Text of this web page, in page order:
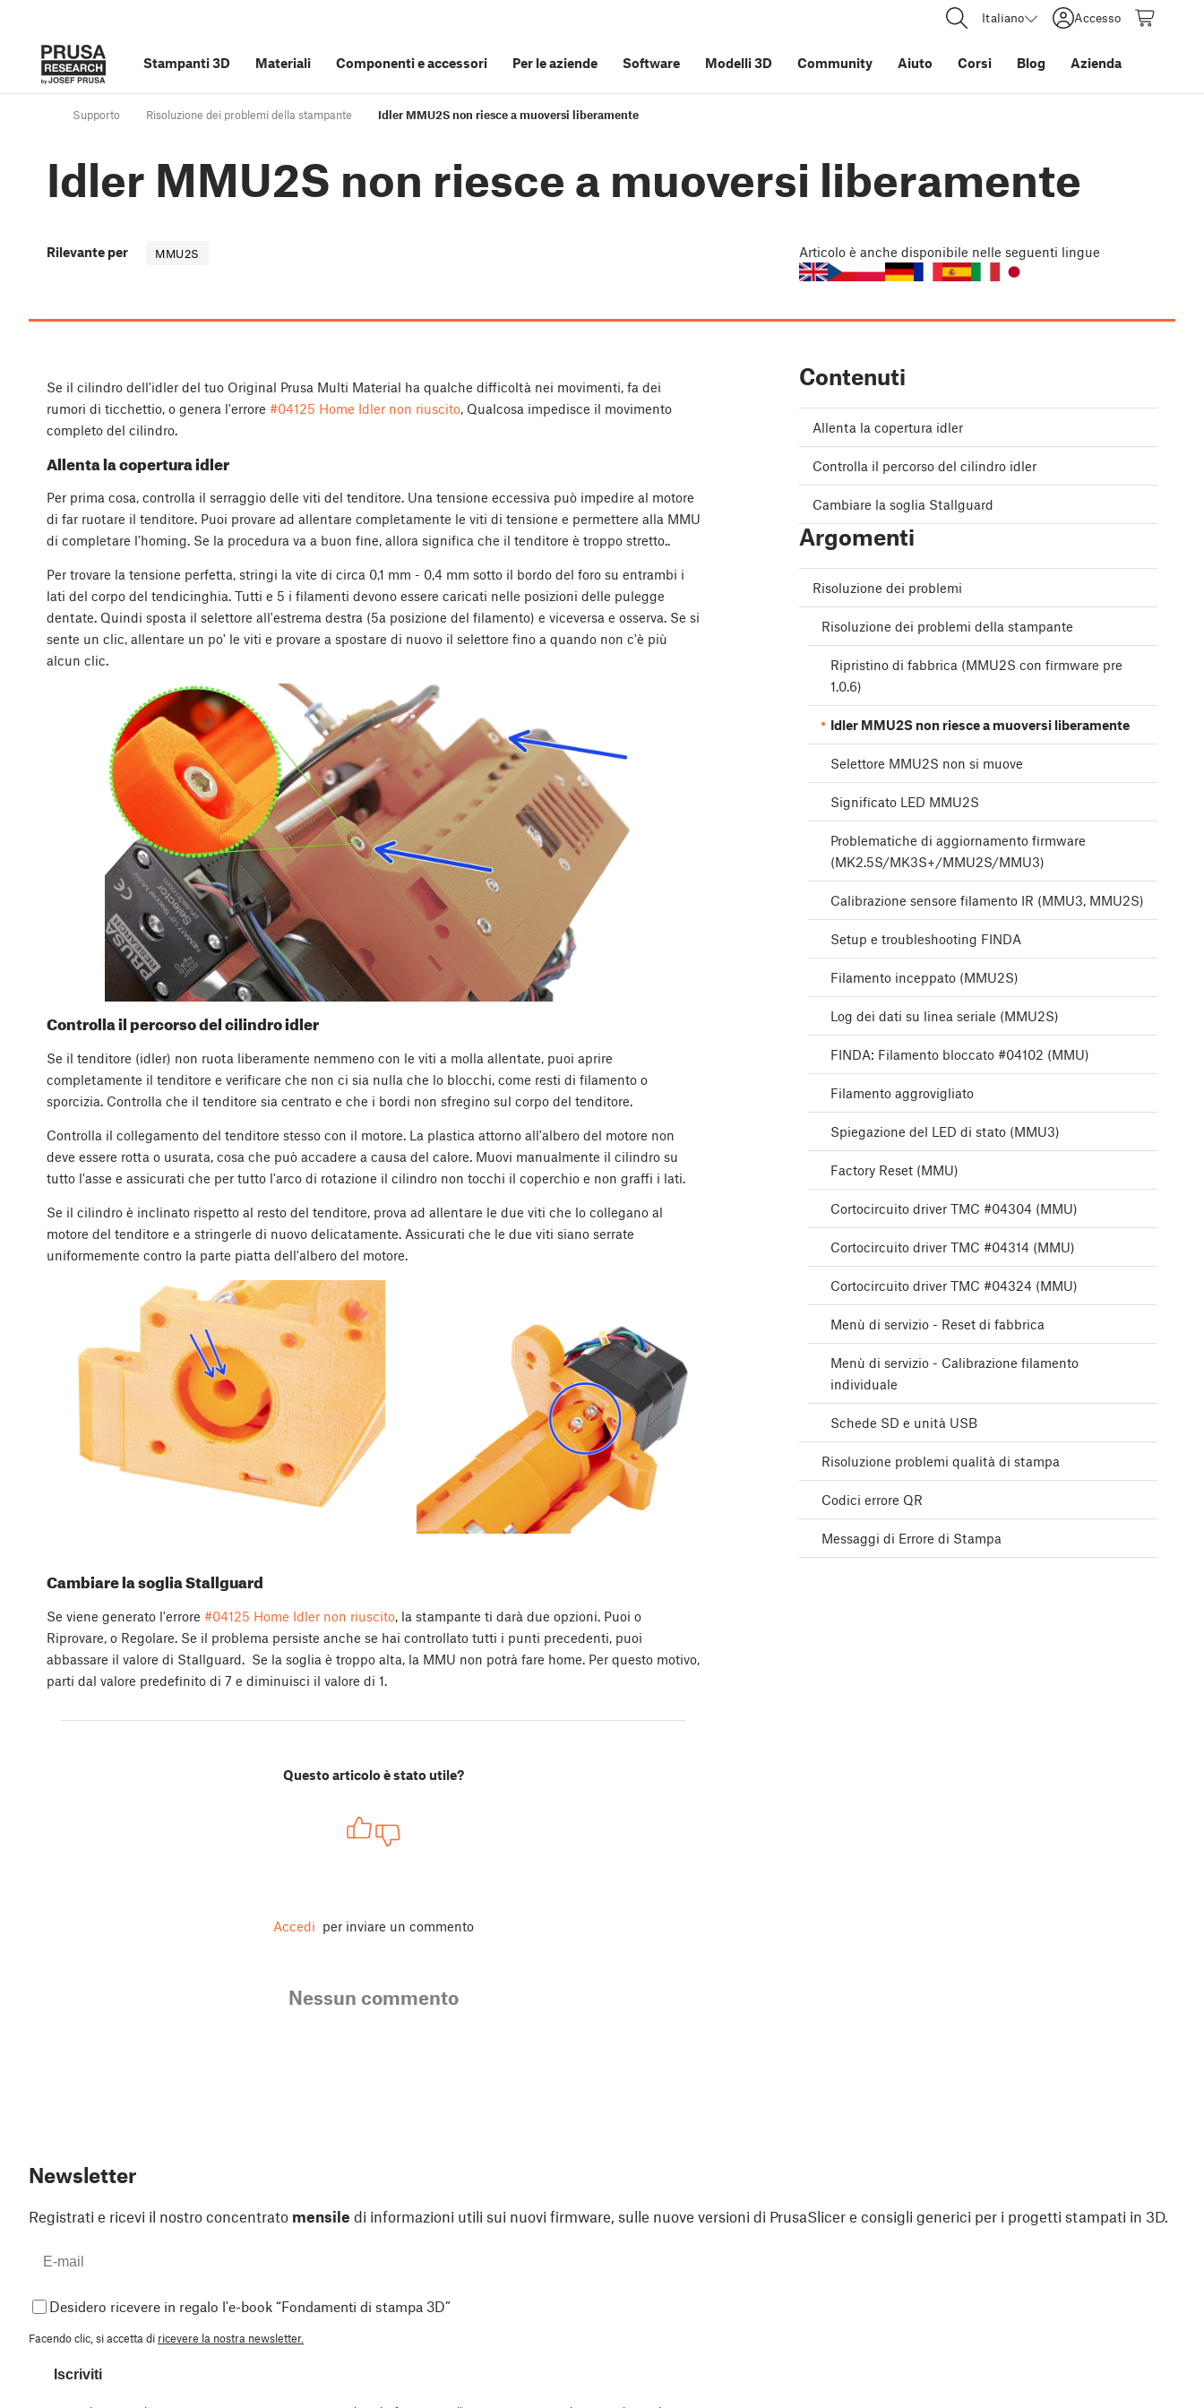
Italiano Accesso
Stampanti 3D Materiali Componenti e accessori Per le aziende Software Modelli 3D Community Aiuto Corsi Blog Azienda
Supporto Risoluzione dei problemi della stampante Idler MMU2S non riesce a muoversi liberamente
Idler MMU2S non riesce a muoversi liberamente
Rilevante per MMU2S Articolo è anche disponibile nelle seguenti lingue
Se il cilindro dell'idler del tuo Original Prusa Multi Material ha qualche difficoltà nei movimenti, fa dei
rumori di ticchettio, o genera l'errore #04125 Home Idler non riuscito, Qualcosa impedisce il movimento
completo del cilindro.
Allenta la copertura idler
Per prima cosa, controlla il serraggio delle viti del tenditore. Una tensione eccessiva può impedire al motore
di far ruotare il tenditore. Puoi provare ad allentare completamente le viti di tensione e permettere alla MMU
di completare l'homing. Se la procedura va a buon fine, allora significa che il tenditore è troppo stretto..
Per trovare la tensione perfetta, stringi la vite di circa 0,1 mm - 0,4 mm sotto il bordo del foro su entrambi i
lati del corpo del tendicinghia. Tutti e 5 i filamenti devono essere caricati nelle posizioni delle pulegge
dentate. Quindi sposta il selettore all'estrema destra (5a posizione del filamento) e viceversa e osserva. Se si
sente un clic, allentare un po' le viti e provare a spostare di nuovo il selettore fino a quando non c'è più
alcun clic.
Controlla il percorso del cilindro idler
Se il tenditore (idler) non ruota liberamente nemmeno con le viti a molla allentate, puoi aprire
completamente il tenditore e verificare che non ci sia nulla che lo blocchi, come resti di filamento o
sporcizia. Controlla che il tenditore sia centrato e che i bordi non sfregino sul corpo del tenditore.
Controlla il collegamento del tenditore stesso con il motore. La plastica attorno all'albero del motore non
deve essere rotta o usurata, cosa che può accadere a causa del calore. Muovi manualmente il cilindro su
tutto l'asse e assicurati che per tutto l'arco di rotazione il cilindro non tocchi il coperchio e non graffi i lati.
Se il cilindro è inclinato rispetto al resto del tenditore, prova ad allentare le due viti che lo collegano al
motore del tenditore e a stringerle di nuovo delicatamente. Assicurati che le due viti siano serrate
uniformemente contro la parte piatta dell'albero del motore.
Cambiare la soglia Stallguard
Se viene generato l'errore #04125 Home Idler non riuscito , la stampante ti darà due opzioni. Puoi o
Riprovare, o Regolare. Se il problema persiste anche se hai controllato tutti i punti precedenti, puoi
abbassare il valore di Stallguard. Se la soglia è troppo alta, la MMU non potrà fare home. Per questo motivo,
parti dal valore predefinito di 7 e diminuisci il valore di 1.
Questo articolo è stato utile?
Accedi per inviare un commento
Nessun commento
Contenuti
Allenta la copertura idler
Controlla il percorso del cilindro idler
Cambiare la soglia Stallguard
Argomenti
Risoluzione dei problemi
Risoluzione dei problemi della stampante
Ripristino di fabbrica (MMU2S con firmware pre
1.0.6)
Idler MMU2S non riesce a muoversi liberamente
Selettore MMU2S non si muove
Significato LED MMU2S
Problematiche di aggiornamento firmware
(MK2.5S/MK3S+/MMU2S/MMU3)
Calibrazione sensore filamento IR (MMU3, MMU2S)
Setup e troubleshooting FINDA
Filamento inceppato (MMU2S)
Log dei dati su linea seriale (MMU2S)
FINDA: Filamento bloccato #04102 (MMU)
Filamento aggrovigliato
Spiegazione del LED di stato (MMU3)
Factory Reset (MMU)
Cortocircuito driver TMC #04304 (MMU)
Cortocircuito driver TMC #04314 (MMU)
Cortocircuito driver TMC #04324 (MMU)
Menù di servizio - Reset di fabbrica
Menù di servizio - Calibrazione filamento
individuale
Schede SD e unità USB
Risoluzione problemi qualità di stampa
Codici errore QR
Messaggi di Errore di Stampa
Newsletter
Registrati e ricevi il nostro concentrato mensile di informazioni utili sui nuovi firmware, sulle nuove versioni di PrusaSlicer e consigli generici per i progetti stampati in 3D.
Desidero ricevere in regalo l'e-book “Fondamenti di stampa 3D”
Facendo clic, si accetta di ricevere la nostra newsletter.
Iscriviti